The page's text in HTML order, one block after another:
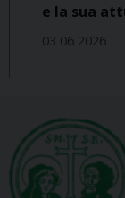
e la sua
03 06 2026